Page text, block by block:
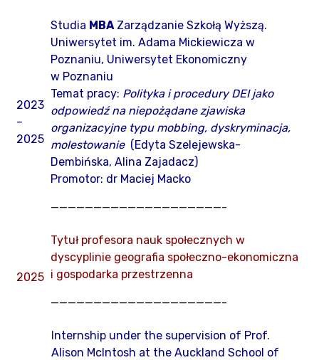
2023
–
2025
Studia MBA Zarządzanie Szkołą Wyższą.
Uniwersytet im. Adama Mickiewicza w
Poznaniu, Uniwersytet Ekonomiczny
w Poznaniu
Temat pracy: Polityka i procedury DEI jako
odpowiedź na niepożądane zjawiska
organizacyjne typu mobbing, dyskryminacja,
molestowanie(Edyta Szelejewska-
Dembińska, Alina Zajadacz)
Promotor: dr Maciej Macko
————————————————————-
2025
Tytuł profesora nauk społecznych w
dyscyplinie geografia społeczno-ekonomiczna
i gospodarka przestrzenna
————————————————————-
Internship under the supervision of Prof.
Alison McIntosh at the Auckland School of